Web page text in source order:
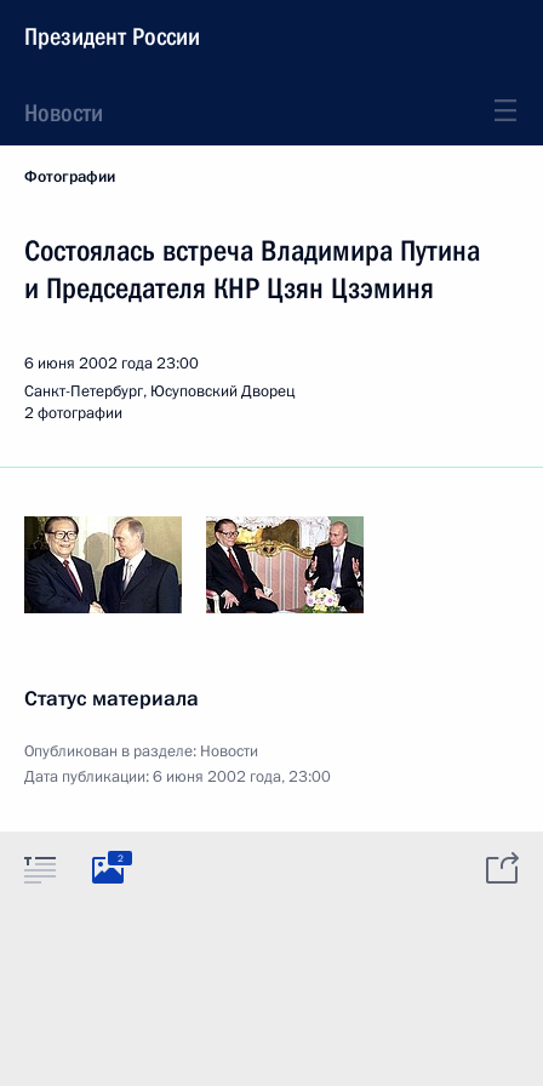
Президент России
Новости
Фотографии
Состоялась встреча Владимира Путина
и Председателя КНР Цзян Цзэминя
6 июня 2002 года23:00
Санкт-Петербург, Юсуповский Дворец
2 фотографии
Статус материала
Опубликован в разделе: Новости
Дата публикации:6 июня 2002 года, 23:00
2